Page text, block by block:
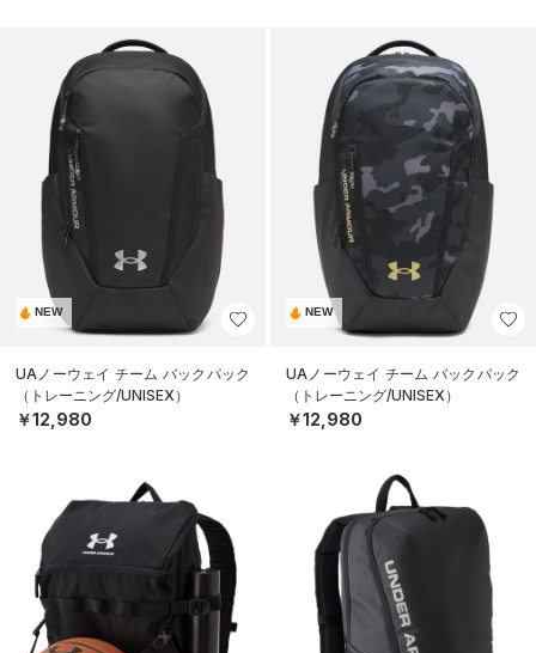
NEW
UAノーウェイ チーム バックパック
（トレーニング/UNISEX）
￥12,980
NEW
UAノーウェイ チーム バックパック
（トレーニング/UNISEX）
￥12,980